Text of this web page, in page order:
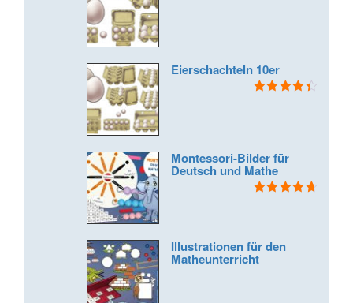
Eierschachteln 10er
Montessori-Bilder für
Deutsch und Mathe
Illustrationen für den
Matheunterricht